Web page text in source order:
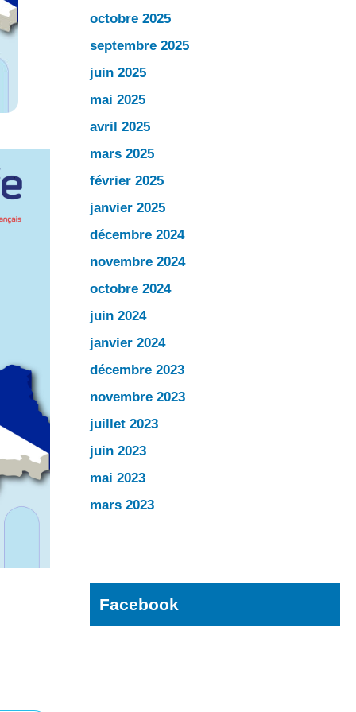
octobre 2025
septembre 2025
juin 2025
mai 2025
avril 2025
mars 2025
février 2025
janvier 2025
décembre 2024
novembre 2024
octobre 2024
juin 2024
janvier 2024
décembre 2023
novembre 2023
juillet 2023
juin 2023
mai 2023
mars 2023
Facebook